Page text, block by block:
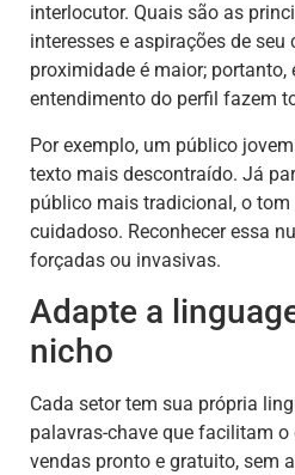
interlocutor. Quais são as
interesses e aspirações de seu
proximidade é maior;
entendimento do perfil fazem
Por exemplo, um público
texto mais descontraído. Já
público mais tradicional, o tom
cuidadoso. Reconhecer essa
forçadas ou invasivas.
Adapte a
nicho
Cada setor tem sua própria
palavras-chave que facilitam
vendas pronto e gratuito, sem